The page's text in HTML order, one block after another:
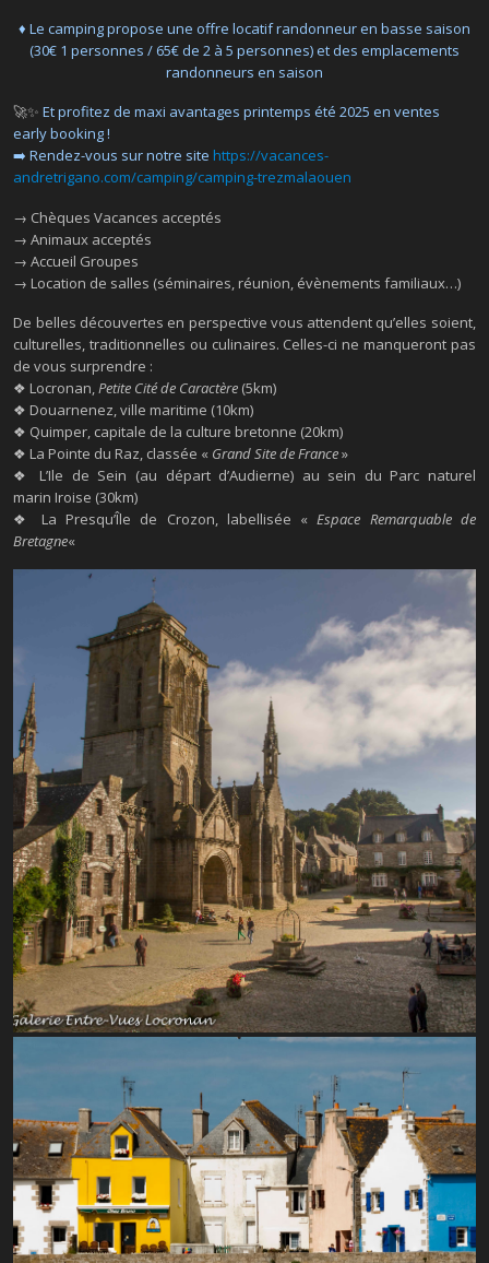
♦ Le camping propose une offre locatif randonneur en basse saison
(30€ 1 personnes / 65€ de 2 à 5 personnes) et des emplacements
randonneurs en saison
🚀✨Et profitez de maxi avantages printemps été 2025 en ventes
early booking !
➡️ Rendez-vous sur notre sitehttps://vacances-
andretrigano.com/camping/camping-trezmalaouen
→ Chèques Vacances acceptés
→ Animaux acceptés
→ Accueil Groupes
→ Location de salles (séminaires, réunion, évènements familiaux…)
De belles découvertes en perspective vous attendent qu’elles soient,
culturelles, traditionnelles ou culinaires. Celles-ci ne manqueront pas
de vous surprendre :
❖ Locronan,Petite Cité de Caractère (5km)
❖ Douarnenez, ville maritime (10km)
❖ Quimper, capitale de la culture bretonne (20km)
❖ La Pointe du Raz, classée « Grand Site de France»
❖ L’Ile de Sein (au départ d’Audierne) au sein du Parc naturel
marin Iroise (30km)
❖ La Presqu’Île de Crozon, labellisée «Espace Remarquable de
Bretagne«